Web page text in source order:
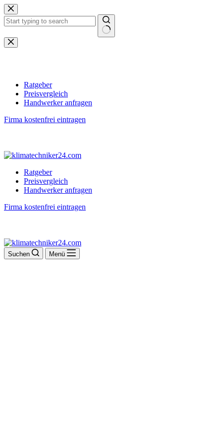
Zum
Inhalt
springen
Keine
Ergebnisse
Ratgeber
Preisvergleich
Handwerker anfragen
Firma kostenfrei eintragen
Ratgeber
Preisvergleich
Handwerker anfragen
Firma kostenfrei eintragen
Suchen Menü